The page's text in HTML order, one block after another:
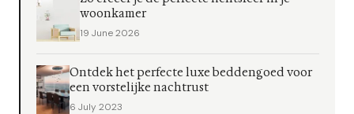
woonkamer
19 June 2026
Ontdek het perfecte luxe beddengoed voor
een vorstelijke nachtrust
6 July 2023